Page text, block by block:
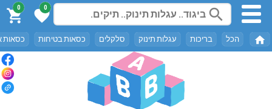
search
0
favorite
0
shopping_cart
home הכל בריכות עגלות תינוק סלקלים כסאות בטיחות כסאות